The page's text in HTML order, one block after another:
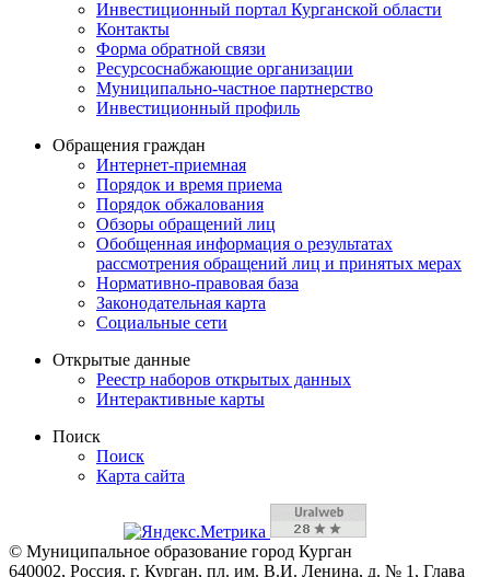
Инвестиционный портал Курганской области
Контакты
Форма обратной связи
Ресурсоснабжающие организации
Муниципально-частное партнерство
Инвестиционный профиль
Обращения граждан
Интернет-приемная
Порядок и время приема
Порядок обжалования
Обзоры обращений лиц
Обобщенная информация о результатах
рассмотрения обращений лиц и принятых мерах
Нормативно-правовая база
Законодательная карта
Социальные сети
Открытые данные
Реестр наборов открытых данных
Интерактивные карты
Поиск
Поиск
Карта сайта
© Муниципальное образование город Курган
640002, Россия, г. Курган, пл. им. В.И. Ленина, д. № 1, Глава